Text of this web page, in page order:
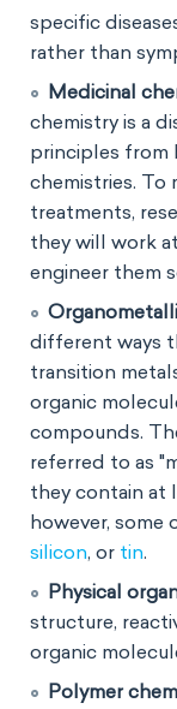
specific
rather than
Medicinal
chemistry is a
principles from
chemistries. To
treatments,
they will work
engineer them
different ways
transition
organic
compounds.
referred to as
they contain at
however, some
silicon, or tin.
Physical
structure,
organic
Polymer